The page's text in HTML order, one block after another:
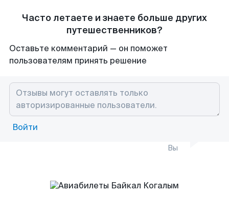
Часто летаете и знаете больше других
путешественников?
Оставьте комментарий — он поможет
пользователям принять решение
Войти
Вы